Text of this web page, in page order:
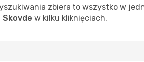
zbiera to wszystko w
Skovde w kilku kliknięciach.